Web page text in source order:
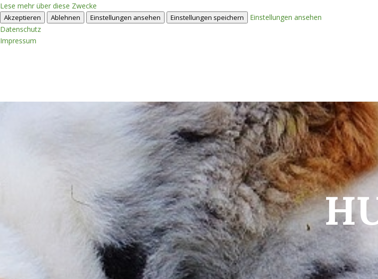
Lese mehr über diese Zwecke
Akzeptieren Ablehnen Einstellungen ansehen Einstellungen speichern
Einstellungen ansehen
Datenschutz
Impressum